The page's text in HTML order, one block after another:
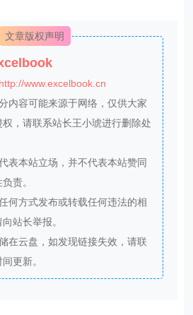
文章版权声明
http://www.excelbook.cn
内容可能来源于网络，仅供大家
，请联系站长王小琥进行删除处
表本站立场，并不代表本站赞同
责。
何方式发布或转载任何违法的相
站长举报。
在云盘，如发现链接失效，请联
更新。